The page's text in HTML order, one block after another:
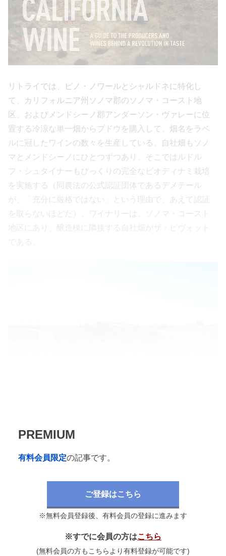
リトライでは、ピノ・ノワールとシャルドネに特化し
て、カリフォルニア州ソノマ郡のソノマ・コースト地
区、およびメンドシーノ郡アンダーソン・ヴァレーに位
置する冷涼な単一畑からブドウを購入して、畑名をラベ
ルに冠したワインの数々を生産している。自社畑もソノ
マとメンドシーノにひとつずつあり、そこではルドル
フ・シュタイナーもびっくりの完全なビオディナミ栽培
を実施する（同農法の公式認証団体であるデメテール
が、「充分に厳格ではない」という理由で、あえて認証
を取らないほどだ）。ワイナリーは、ソノマ・コースト
PREMIUM
有料会員限定の記事です。
ご登録はこちら
※無料会員登録後、有料会員の登録に進みます
※すでに会員の方はこちら
(無料会員の方もこちらより有料登録が可能です)